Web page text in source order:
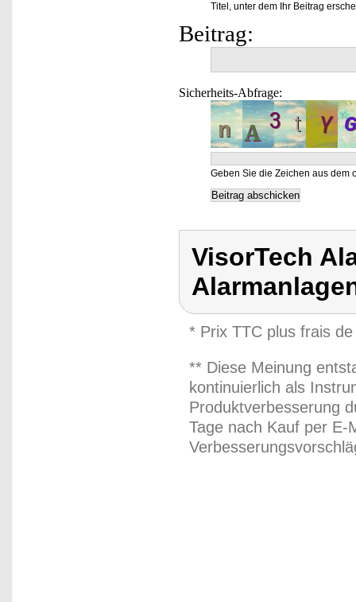
Titel, unter dem Ihr Beitrag
Beitrag:
Sicherheits-Abfrage:
Geben Sie die Zeichen aus dem
VisorTech
* Prix TTC plus frais
** Diese Meinung
kontinuierlich als
Produktverbesserung
Tage nach Kauf per E-